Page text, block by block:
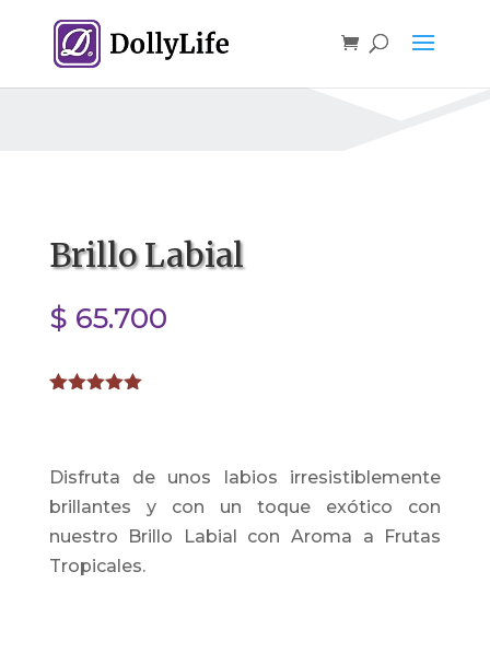
Brillo Labial
$ 65.700
de un
Disfruta de unos labios irresistiblemente
brillantes y con un toque exótico con
nuestro Brillo Labial con Aroma a Frutas
Tropicales.